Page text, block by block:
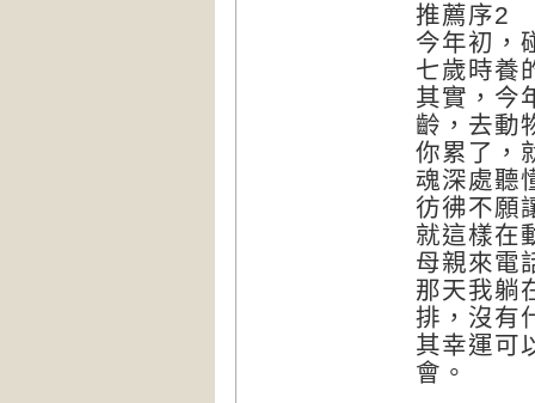
推薦序2
今年初，
七歲時養
其實，今
齡，去動
你累了，
魂深處聽
彷彿不願
就這樣在
母親來電
那天我躺
排，沒有
其幸運可
會。